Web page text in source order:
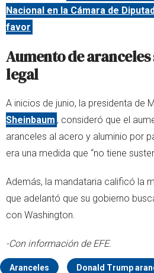
Nacional en la Cámara de
favor
Aumento de
legal
A inicios de junio, la presidenta de
Sheinbaum , consideró que el
aranceles al acero y aluminio por
era una medida que “no tiene
Además, la mandataria calificó la
que adelantó que su gobierno
con Washington.
-Con información de EFE.
Aranceles Donald Trump